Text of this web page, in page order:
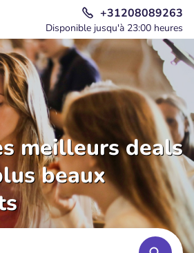
+31208089263
Disponible jusqu'à 23:00 heures
meilleurs deals
beaux